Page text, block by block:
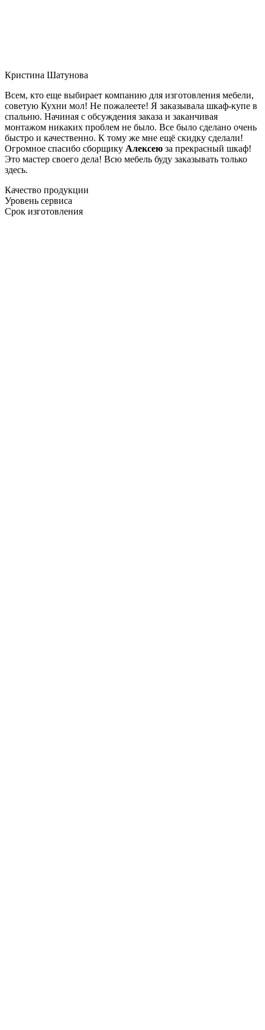
Кристина Шатунова
Всем, кто еще выбирает компанию для изготовления мебели,
советую Кухни мол! Не пожалеете! Я заказывала шкаф-купе в
спальню. Начиная с обсуждения заказа и заканчивая
монтажом никаких проблем не было. Все было сделано очень
быстро и качественно. К тому же мне ещё скидку сделали!
Огромное спасибо сборщику Алексею за прекрасный шкаф!
Это мастер своего дела! Всю мебель буду заказывать только
здесь.
Качество продукции
Уровень сервиса
Срок изготовления